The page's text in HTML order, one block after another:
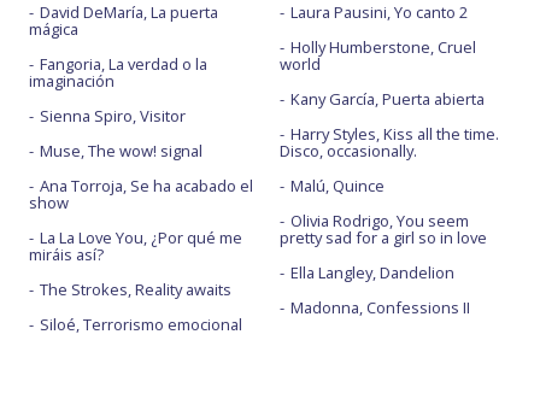
David DeMaría, La puerta
mágica
Fangoria, La verdad o la
imaginación
Sienna Spiro, Visitor
Muse, The wow! signal
Ana Torroja, Se ha acabado el
show
La La Love You, ¿Por qué me
miráis así?
The Strokes, Reality awaits
Siloé, Terrorismo emocional
Laura Pausini, Yo canto 2
Holly Humberstone, Cruel
world
Kany García, Puerta abierta
Harry Styles, Kiss all the time.
Disco, occasionally.
Malú, Quince
Olivia Rodrigo, You seem
pretty sad for a girl so in love
Ella Langley, Dandelion
Madonna, Confessions II